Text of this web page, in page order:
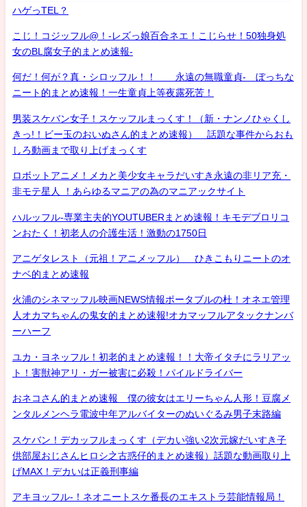
ハゲっTEL？
こじ！コジッフル@！-レズっ娘百合ネエ！こじらせ！50独身処
女のBL腐女子的まとめ速報-
何だ！何が？真・シロッフル！！ 永遠の無職童貞- ぼっちな
ニート的まとめ速報！一生童貞上等夜露死苦！
男装スケバン女子！スケッフルまっくす！（新・ナンノひゃくし
きっ!！ビー玉のおいぬさん的まとめ速報） 話題な事件からおも
しろ動画まで取り上げまっくす
ロボットアニメ！メカと美少女キャラだいすき永遠の非リア充・
非モテ星人 ！あらゆるマニアの為のマニアックサイト
ハルッフル-専業主夫的YOUTUBERまとめ速報！キモデブロリコ
ンおたく！初老人の介護生活！激動の1750日
アニゲタレスト（元祖！アニメッフル） ひきこもりニートのオ
ナベ的まとめ速報
火浦のシネマッフル映画NEWS情報ポータブルの杜！オネエ管理
人オカマちゃんの鬼女的まとめ速報!オカマッフルアタックナンバ
ーハーフ
ユカ・ヨネッフル！初老的まとめ速報！！大帝イタチにラリアッ
ト！害獣神アリ・ガー被害に必殺！パイルドライバー
おネコさん的まとめ速報 僕の彼女はエリーちゃん人形！豆腐メ
ンタルメンヘラ電波中年アルバイターのぬいぐるみ男子末路編
スケバン！デカッフルまっくす（デカい強い2次元嫁だいすき子
供部屋おじさんヒロシ之古惑仔的まとめ速報）話題な動画取り上
げMAX！デカいは正義刑事編
アキヨッフル-！ネオニートスケ番長のエキストラ芸能情報局！